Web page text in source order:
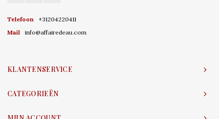
Telefoon
+31204220411
Mail
info@affairedeau.com
KLANTENSERVICE
CATEGORIEËN